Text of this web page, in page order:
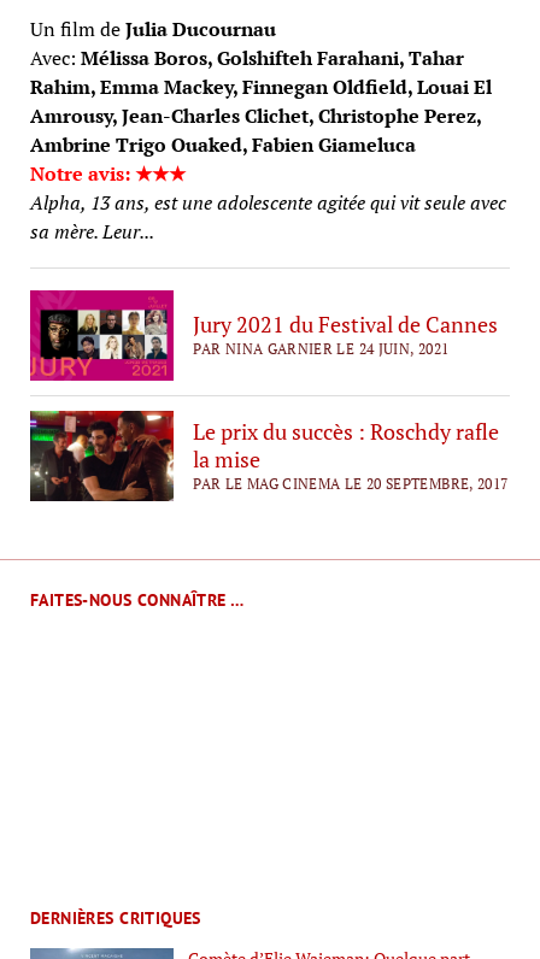
FAITES-NOUS CONNAÎTRE …
DERNIÈRES CRITIQUES
Un film deJulia Ducournau
Avec: Mélissa Boros, Golshifteh Farahani, Tahar
Rahim, Emma Mackey, Finnegan Oldfield, Louai El
Amrousy, Jean-Charles Clichet, Christophe Perez,
Ambrine Trigo Ouaked, Fabien Giameluca
Notre avis: ★★★
Alpha, 13 ans, est une adolescente agitée qui vit seule avec
sa mère. Leur...
Jury 2021 du Festival de Cannes
PAR NINA GARNIER LE 24 JUIN, 2021
Le prix du succès : Roschdy rafle
la mise
PAR LE MAG CINEMA LE 20 SEPTEMBRE, 2017